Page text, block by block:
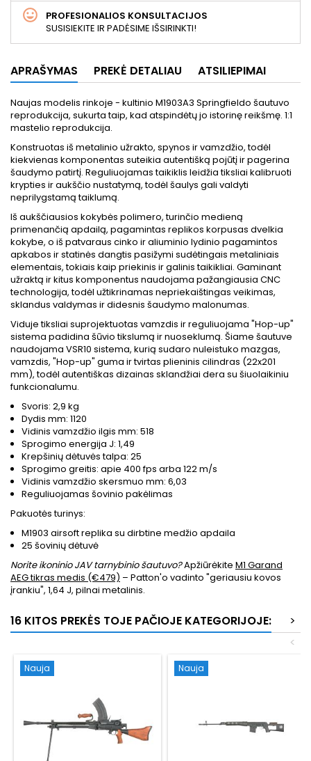
PROFESIONALIOS KONSULTACIJOS
SUSISIEKITE IR PADĖSIME IŠSIRINKTI!
APRAŠYMAS PREKĖ DETALIAU ATSILIEPIMAI
Naujas modelis rinkoje - kultinio M1903A3 Springfieldo šautuvo
reprodukcija, sukurta taip, kad atspindėtų jo istorinę reikšmę. 1:1
mastelio reprodukcija.
Konstruotas iš metalinio užrakto, spynos ir vamzdžio, todėl
kiekvienas komponentas suteikia autentišką pojūtį ir pagerina
šaudymo patirtį. Reguliuojamas taikiklis leidžia tiksliai kalibruoti
krypties ir aukščio nustatymą, todėl šaulys gali valdyti
neprilygstamą taiklumą.
Iš aukščiausios kokybės polimero, turinčio medieną
primenančią apdailą, pagamintas replikos korpusas dvelkia
kokybe, o iš patvaraus cinko ir aliuminio lydinio pagamintos
apkabos ir statinės dangtis pasižymi sudėtingais metaliniais
elementais, tokiais kaip priekinis ir galinis taikikliai. Gaminant
užraktą ir kitus komponentus naudojama pažangiausia CNC
technologija, todėl užtikrinamas nepriekaištingas veikimas,
sklandus valdymas ir didesnis šaudymo malonumas.
Viduje tiksliai suprojektuotas vamzdis ir reguliuojama "Hop-up"
sistema padidina šūvio tikslumą ir nuoseklumą. Šiame šautuve
naudojama VSR10 sistema, kurią sudaro nuleistuko mazgas,
vamzdis, "Hop-up" guma ir tvirtas plieninis cilindras (22x201
mm), todėl autentiškas dizainas sklandžiai dera su šiuolaikiniu
funkcionalumu.
Svoris: 2,9 kg
Dydis mm: 1120
Vidinis vamzdžio ilgis mm: 518
Sprogimo energija J: 1,49
Krepšinių dėtuvės talpa: 25
Sprogimo greitis: apie 400 fps arba 122 m/s
Vidinis vamzdžio skersmuo mm: 6,03
Reguliuojamas šovinio pakėlimas
Pakuotės turinys:
M1903 airsoft replika su dirbtine medžio apdaila
25 šovinių dėtuvė
Norite ikoninio JAV tarnybinio šautuvo?Apžiūrėkite M1 Garand
AEG tikras medis (€479) – Patton'o vadinto "geriausiu kovos
įrankiu", 1,64 J, pilnai metalinis.
16 KITOS PREKĖS TOJE PAČIOJE KATEGORIJOJE:
>
<
Nauja Nauja